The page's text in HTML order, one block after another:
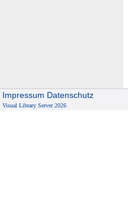
Impressum Datenschutz
Visual Library Server 2026